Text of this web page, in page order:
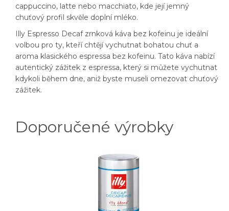
cappuccino, latte nebo macchiato, kde její jemný
chuťový profil skvěle doplní mléko.
Illy Espresso Decaf zrnková káva bez kofeinu je ideální
volbou pro ty, kteří chtějí vychutnat bohatou chuť a
aroma klasického espressa bez kofeinu. Tato káva nabízí
autentický zážitek z espressa, který si můžete vychutnat
kdykoli během dne, aniž byste museli omezovat chuťový
zážitek.
Doporučené výrobky